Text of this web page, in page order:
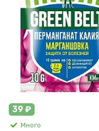
39 ₽
Много